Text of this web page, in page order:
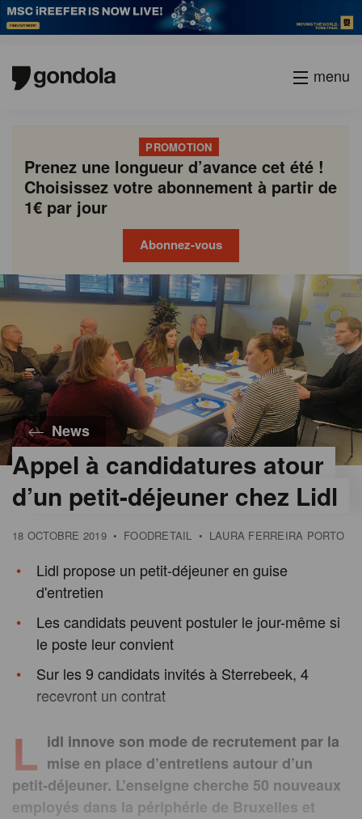
menu
PROMOTION
Prenez une longueur d’avance cet été !
Choisissez votre abonnement à partir de
1€ par jour
Abonnez-vous
News
Appel à candidatures atour
d’un petit-déjeuner chez Lidl
18 OCTOBRE 2019 • FOODRETAIL • LAURA FERREIRA PORTO
Lidl propose un petit-déjeuner en guise
d'entretien
Les candidats peuvent postuler le jour-même si
le poste leur convient
Sur les 9 candidats invités à Sterrebeek, 4
recevront un contrat
L idl innove son mode de recrutement par la
mise en place d’entretiens autour d’un
petit-déjeuner. L’enseigne cherche 50 nouveaux
employés dans la périphérie de Bruxelles et
Gondola
academy
Gondola
society